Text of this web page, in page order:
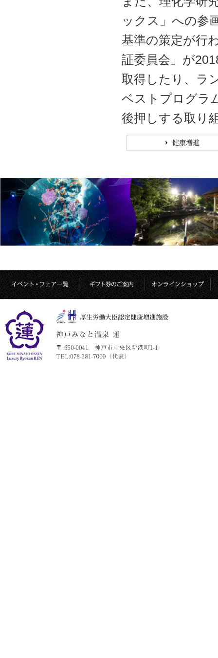
ックス」への参
基準の策定が行
証委員会」が
取得したり、ラ
ベストプログラ
後押しする取り